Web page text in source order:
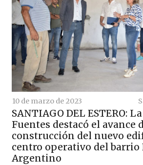
10 de marzo de 2023
SANTIAGO DEL ESTERO:
Fuentes destacó el avance
construcción del nuevo
centro operativo del barrio
Argentino